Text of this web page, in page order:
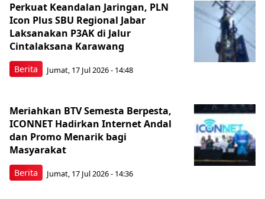
Berita
Perkuat Keandalan Jaringan, PLN
Icon Plus SBU Regional Jabar
Laksanakan P3AK di Jalur
Cintalaksana Karawang
Jumat, 17 Jul 2026 - 14:48
Berita
Meriahkan BTV Semesta Berpesta,
ICONNET Hadirkan Internet Andal
dan Promo Menarik bagi
Masyarakat
Jumat, 17 Jul 2026 - 14:36